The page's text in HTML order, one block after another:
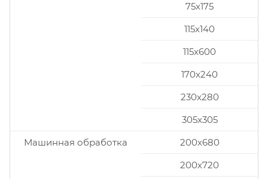
75x175
115x140
115x600
170x240
230x280
305x305
Машинная обработка
200х680
200х720